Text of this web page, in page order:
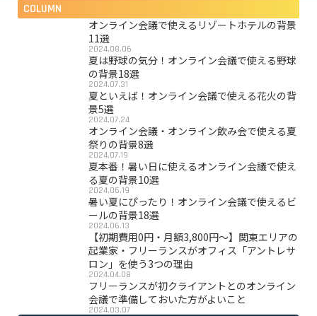
COLUMN
オンライン会議で使えるリゾートホテルの背景
11選
2024.08.06
夏は野球の気分！オンライン会議で使える野球
の背景18選
2024.07.31
夏といえば！オンライン会議で使える花火の背
景5選
2024.07.24
オンライン会議・オンライン飲み会で使える夏
祭りの背景8選
2024.07.19
夏本番！暑い日に使えるオンライン会議で使え
る夏の背景10選
2024.06.19
暑い夏にぴったり！オンライン会議で使えるビ
ールの背景18選
2024.06.13
【初期費用0円・月額3,800円〜】関東エリアの
起業家・フリーランスがオフィス「アントレサ
ロン」を使う3つの理由
2024.04.08
フリーランスが初クライアントとのオンライン
会議で準備しておいた方がよいこと
2024.03.07